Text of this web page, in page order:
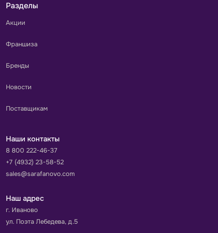
Разделы
Акции
Франшиза
Бренды
Новости
Поставщикам
Наши контакты
8 800 222-46-37
+7 (4932) 23-58-52
sales@sarafanovo.com
Наш адрес
г. Иваново
ул. Поэта Лебедева, д.5